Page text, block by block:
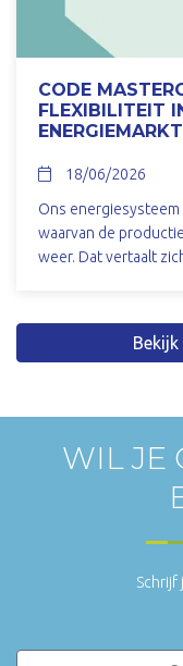
CODE
FLEXIBILITEIT
18/06/2026
Ons
waarvan de
weer. Dat vertaalt
WIL JE
Schrijf